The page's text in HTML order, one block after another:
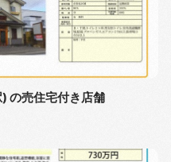
) の売住宅付き店舗